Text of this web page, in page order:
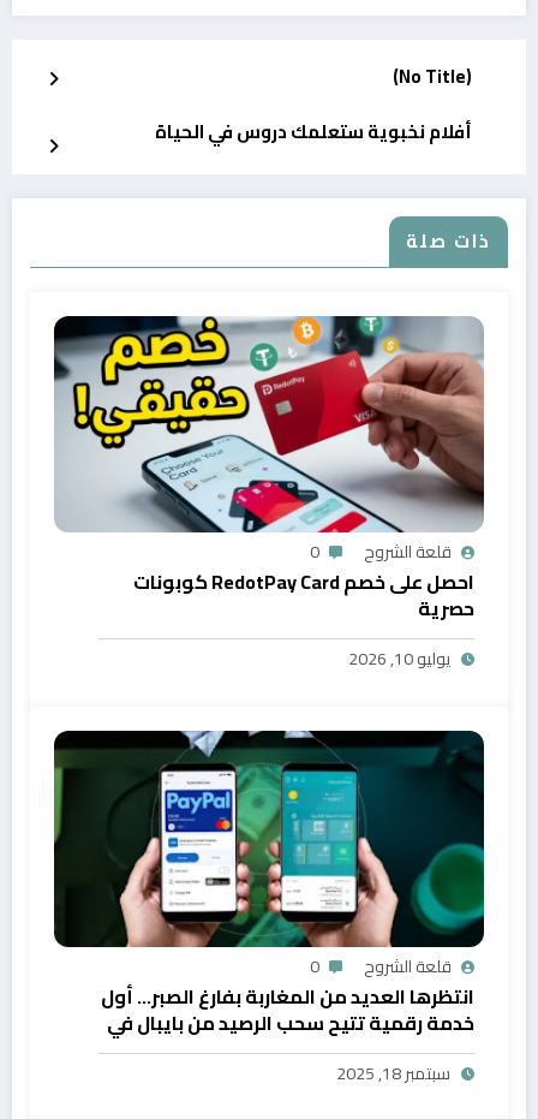
(No Title)
أفلام نخبوية ستعلمك دروس في الحياة
ذات صلة
قلعة الشروح 0
احصل على خصم RedotPay Card كوبونات
حصرية
يوليو 10, 2026
قلعة الشروح 0
انتظرها العديد من المغاربة بفارغ الصبر… أول
خدمة رقمية تتيح سحب الرصيد من بايبال في
المغرب
سبتمبر 18, 2025